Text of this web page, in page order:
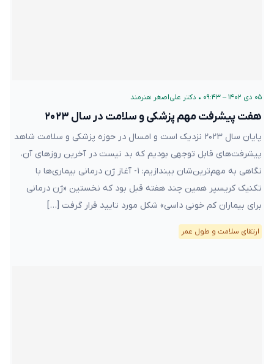
۰۵ دی ۱۴۰۲ – ۰۹:۴۳ • دکتر علی‌اصغر هنرمند
هفت پیشرفت مهم پزشکی و سلامت در سال ۲۰۲۳
پایان سال ۲۰۲۳ نزدیک است و امسال در حوزه پزشکی و سلامت شاهد
پیشرفت‌های قابل توجهی بودیم که بد نیست در آخرین روزهای آن،
نگاهی به مهم‌ترین‌شان بیندازیم: ۱- آغاز ژن درمانی بیماری‌ها با
تکنیک کریسپر همین چند هفته قبل بود که نخستین «ژن درمانی
برای بیماران کم خونی داسی» شکل مورد تایید قرار گرفت […]
ارتقای سلامت و طول عمر